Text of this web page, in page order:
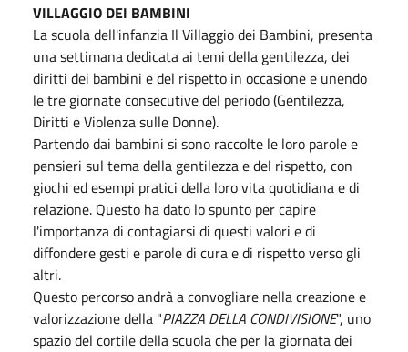
VILLAGGIO DEI BAMBINI
La scuola dell'infanzia Il Villaggio dei Bambini, presenta
una settimana dedicata ai temi della gentilezza, dei
diritti dei bambini e del rispetto in occasione e unendo
le tre giornate consecutive del periodo (Gentilezza,
Diritti e Violenza sulle Donne).
Partendo dai bambini si sono raccolte le loro parole e
pensieri sul tema della gentilezza e del rispetto, con
giochi ed esempi pratici della loro vita quotidiana e di
relazione. Questo ha dato lo spunto per capire
l'importanza di contagiarsi di questi valori e di
diffondere gesti e parole di cura e di rispetto verso gli
altri.
Questo percorso andrà a convogliare nella creazione e
valorizzazione della "PIAZZA DELLA CONDIVISIONE", uno
spazio del cortile della scuola che per la giornata dei